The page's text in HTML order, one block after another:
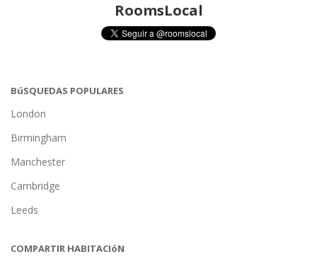
RoomsLocal
BúSQUEDAS POPULARES
London
Birmingham
Manchester
Cambridge
Leeds
COMPARTIR HABITACIóN